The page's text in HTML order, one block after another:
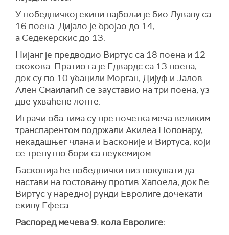
У победничкој екипи најбољи је био Луваву са
16 поена. Дијало је бројао до 14,
а Седекерскис до 13.
Нијанг је предводио Виртус са 18 поена и 12
скокова. Пратио га је Едвардс са 13 поена,
док су по 10 убацили Морган, Дијуф и Јалов.
Ален Смаилагић се зауставио на три поена, уз
две ухваћене лопте.
Играчи оба тима су пре почетка меча великим
транспарентом подржали Акилеа Полонару,
некадашњег члана и Басконије и Виртуса, који
се тренутно бори са леукемијом.
Басконија ће победнички низ покушати да
настави на гостовању против Хапоела, док ће
Виртус у наредној рунди Евролиге дочекати
екипу Ефеса.
Распоред мечева 9. кола Евролиге: